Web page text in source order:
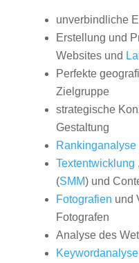
unverbindliche
Erstellung und
Websites und
Perfekte
Zielgruppe
strategische
Gestaltung
Rankinganalyse
Textentwicklung ,
(SMM) und
Fotografien und
Fotografen
Analyse des
Keywordanalyse